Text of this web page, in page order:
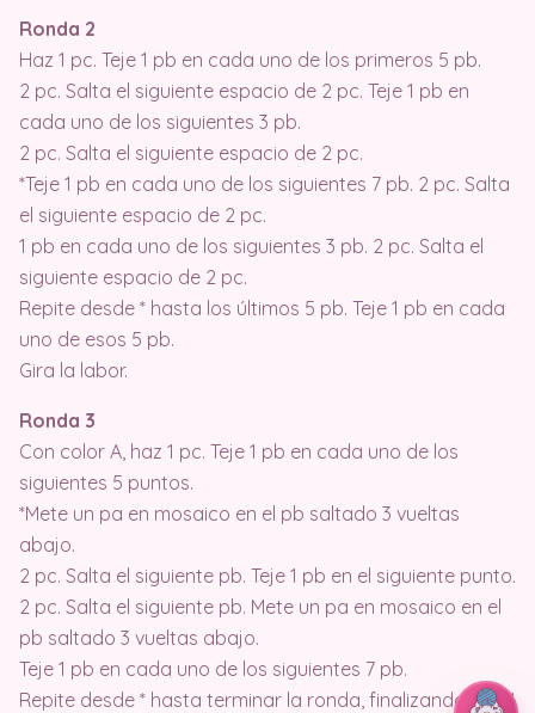
Ronda 2
Haz 1 pc. Teje 1 pb en cada uno de los primeros 5 pb.
2 pc. Salta el siguiente espacio de 2 pc. Teje 1 pb en
cada uno de los siguientes 3 pb.
2 pc. Salta el siguiente espacio de 2 pc.
*Teje 1 pb en cada uno de los siguientes 7 pb. 2 pc. Salta
el siguiente espacio de 2 pc.
1 pb en cada uno de los siguientes 3 pb. 2 pc. Salta el
siguiente espacio de 2 pc.
Repite desde * hasta los últimos 5 pb. Teje 1 pb en cada
uno de esos 5 pb.
Gira la labor.
Ronda 3
Con color A, haz 1 pc. Teje 1 pb en cada uno de los
siguientes 5 puntos.
*Mete un pa en mosaico en el pb saltado 3 vueltas
abajo.
2 pc. Salta el siguiente pb. Teje 1 pb en el siguiente punto.
2 pc. Salta el siguiente pb. Mete un pa en mosaico en el
pb saltado 3 vueltas abajo.
Teje 1 pb en cada uno de los siguientes 7 pb.
Repite desde * hasta terminar la ronda, finalizando con 1